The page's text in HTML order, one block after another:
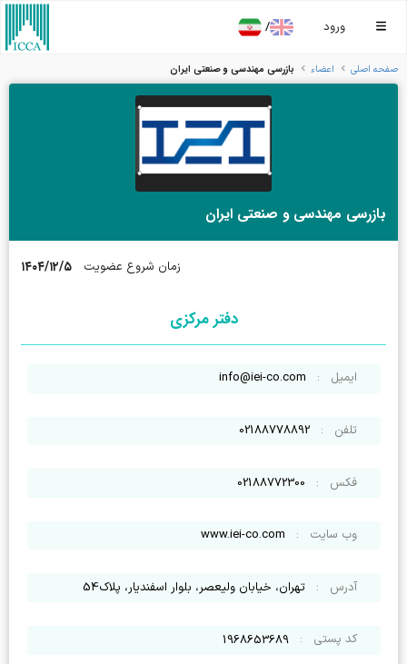
ورود /
صفحه اصلی اعضاء بازرسي مهندسي و صنعتي ايران
بازرسي مهندسي و صنعتي ايران
زمان شروع عضویت ۱۴۰۴/۱۲/۵
دفتر مرکزی
ایمیل :
info@iei-co.com
تلفن :
02188778892
فکس :
02188772300
وب سایت :
www.iei-co.com
آدرس :تهران، خیابان ولیعصر، بلوار اسفندیار، پلاک54
کد پستی :
1968653689